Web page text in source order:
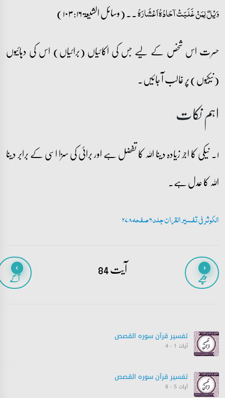
وَیْلٌ لِمَنْ غَلَبَتْ آحَادُہُ اَعْشَارَہُ۔۔ (وسائل الشیعۃ ۱۶: ۱۰۳)
حسرت اس شخص کے لیے جس کی اکائیاں (برائیاں) اس کی دہائیوں
(نیکیوں) پر غالب آ جائیں۔
اہم نکات
۱۔ نیکی کا اجر زیادہ دینا اللہ کا تفضل ہے اور برائی کی سزا اسی کے برابر دینا
اللہ کا عدل ہے۔
الکوثر فی تفسیر القران جلد 6 صفحہ 278
پیچھے آیت 84 آگے
تفسیر قرآن سورہ ‎القصص‎
آیات 1 - 4
تفسیر قرآن سورہ ‎القصص‎
آیات 5 - 8